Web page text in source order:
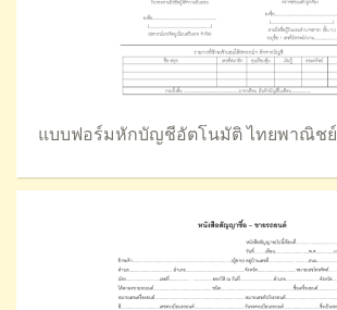
แบบฟอร์มหักบัญชีอัตโนมัติ ไทยพาณิชย์